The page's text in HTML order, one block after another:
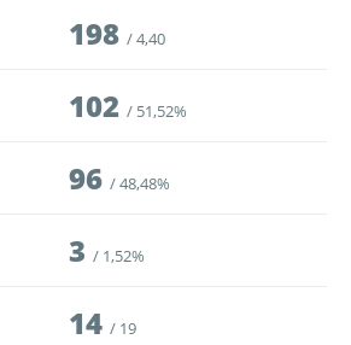
198 4,40
102 51,52%
96 48,48%
3 1,52%
14 19